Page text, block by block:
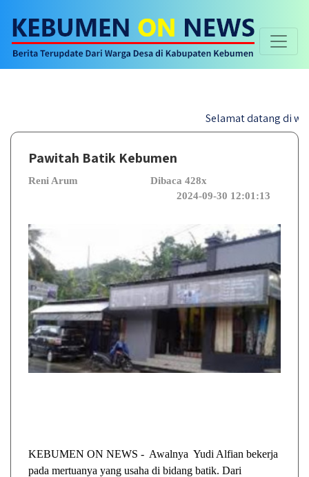
Selamat datang di website
Pawitah Batik Kebumen
Reni Arum
Dibaca 428x
2024-09-30 12:01:13
KEBUMEN ON NEWS - Awalnya Yudi Alfian bekerja
pada mertuanya yang usaha di bidang batik. Dari